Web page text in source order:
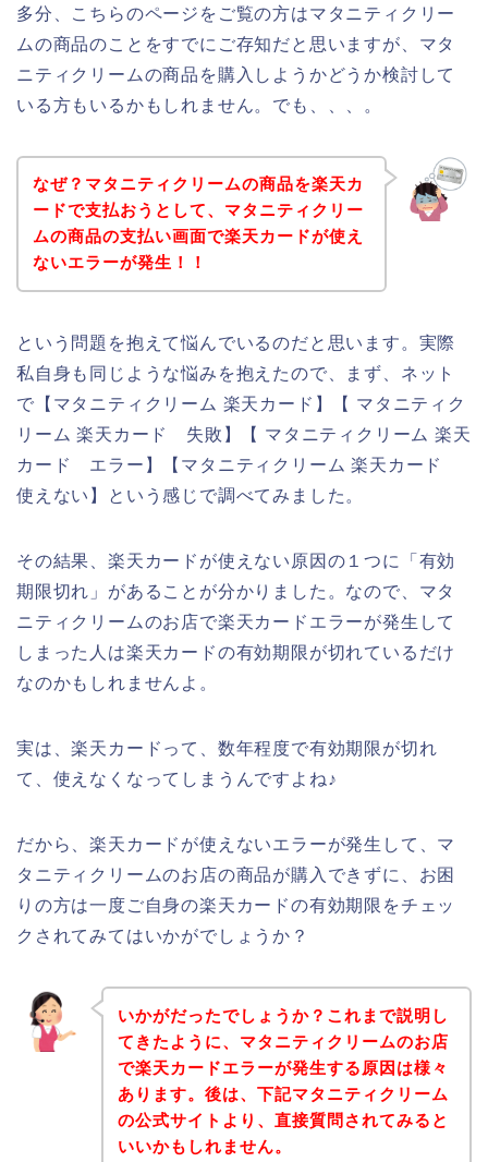
多分、こちらのページをご覧の方はマタニティクリー
ムの商品のことをすでにご存知だと思いますが、マタ
ニティクリームの商品を購入しようかどうか検討して
いる方もいるかもしれません。でも、、、。
なぜ？マタニティクリームの商品を楽天カ
ードで支払おうとして、マタニティクリー
ムの商品の支払い画面で楽天カードが使え
ないエラーが発生！！
という問題を抱えて悩んでいるのだと思います。実際
私自身も同じような悩みを抱えたので、まず、ネット
で【マタニティクリーム 楽天カード】【 マタニティク
リーム 楽天カード 失敗】【 マタニティクリーム 楽天
カード エラー】【マタニティクリーム 楽天カード
使えない】という感じで調べてみました。
その結果、楽天カードが使えない原因の１つに「有効
期限切れ」があることが分かりました。なので、マタ
ニティクリームのお店で楽天カードエラーが発生して
しまった人は楽天カードの有効期限が切れているだけ
なのかもしれませんよ。
実は、楽天カードって、数年程度で有効期限が切れ
て、使えなくなってしまうんですよね♪
だから、楽天カードが使えないエラーが発生して、マ
タニティクリームのお店の商品が購入できずに、お困
りの方は一度ご自身の楽天カードの有効期限をチェッ
クされてみてはいかがでしょうか？
いかがだったでしょうか？これまで説明し
てきたように、マタニティクリームのお店
で楽天カードエラーが発生する原因は様々
あります。後は、下記マタニティクリーム
の公式サイトより、直接質問されてみると
いいかもしれません。